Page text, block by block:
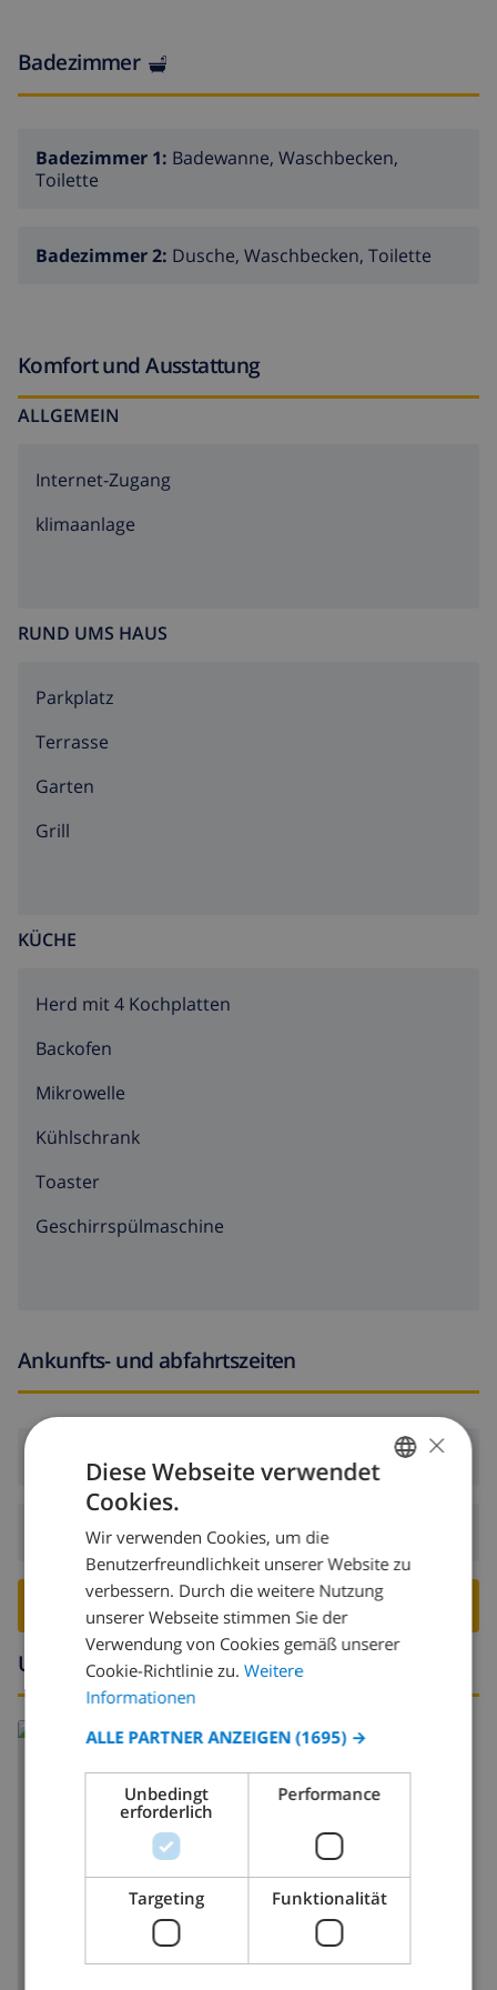
Badezimmer
Badezimmer 1: Badewanne, Waschbecken,
Toilette
Badezimmer 2: Dusche, Waschbecken, Toilette
Komfort und Ausstattung
ALLGEMEIN
Internet-Zugang
klimaanlage
RUND UMS HAUS
Parkplatz
Terrasse
Garten
Grill
KÜCHE
Herd mit 4 Kochplatten
Backofen
Mikrowelle
Kühlschrank
Toaster
Geschirrspülmaschine
Ankunfts- und abfahrtszeiten
Ankunft: Ab 16:00 vor 19:00
Abreise:Vor: 10:00
VILLA BUCHEN ›
Umgebung
KARTE ANZEIGEN
DUTCH
SPANISH
GERMAN
ITALIAN
NORWEGIAN
×
Diese Webseite verwendet
Cookies.
Wir verwenden Cookies, um die
Benutzerfreundlichkeit unserer Website zu
verbessern. Durch die weitere Nutzung
unserer Webseite stimmen Sie der
Verwendung von Cookies gemäß unserer
Cookie-Richtlinie zu. Weitere
Informationen
ALLE PARTNER ANZEIGEN (1695) →
Unbedingt
erforderlich
Performance
Targeting Funktionalität